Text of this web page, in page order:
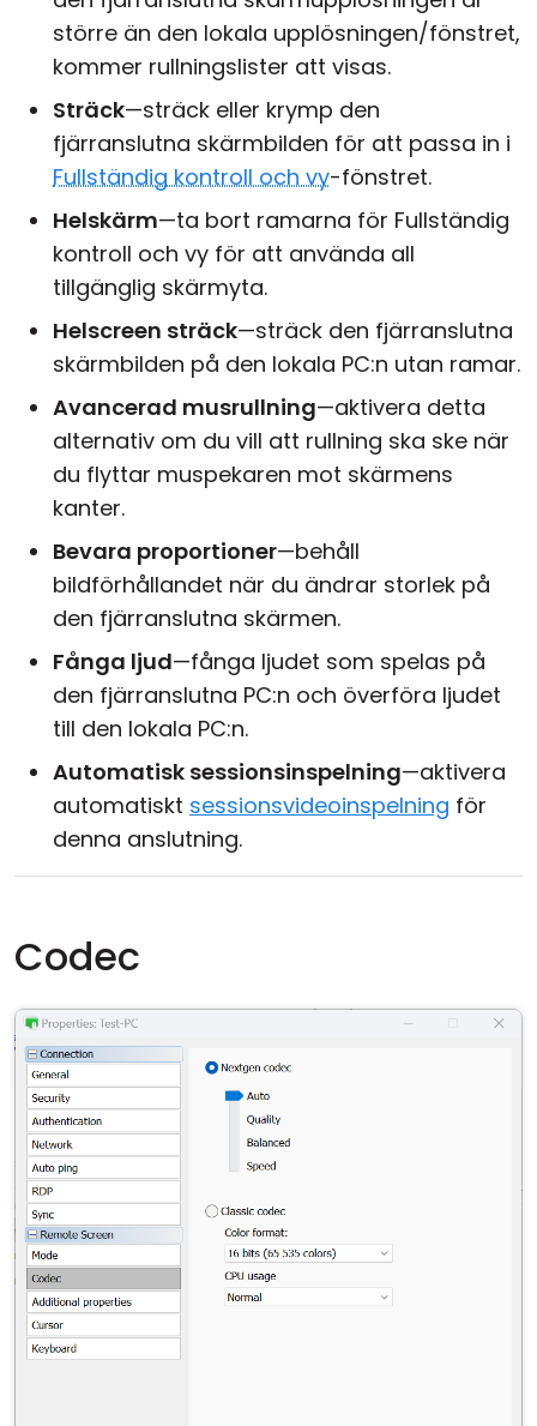
större än den lokala upplösningen/fönstret,
kommer rullningslister att visas.
Sträck—sträck eller krymp den
fjärranslutna skärmbilden för att passa in i
Fullständig kontroll och vy-fönstret.
Helskärm—ta bort ramarna för Fullständig
kontroll och vy för att använda all
tillgänglig skärmyta.
Helscreen sträck—sträck den fjärranslutna
skärmbilden på den lokala PC:n utan ramar.
Avancerad musrullning—aktivera detta
alternativ om du vill att rullning ska ske när
du flyttar muspekaren mot skärmens
kanter.
Bevara proportioner—behåll
bildförhållandet när du ändrar storlek på
den fjärranslutna skärmen.
Fånga ljud—fånga ljudet som spelas på
den fjärranslutna PC:n och överföra ljudet
till den lokala PC:n.
Automatisk sessionsinspelning—aktivera
automatiskt sessionsvideoinspelning för
denna anslutning.
Codec